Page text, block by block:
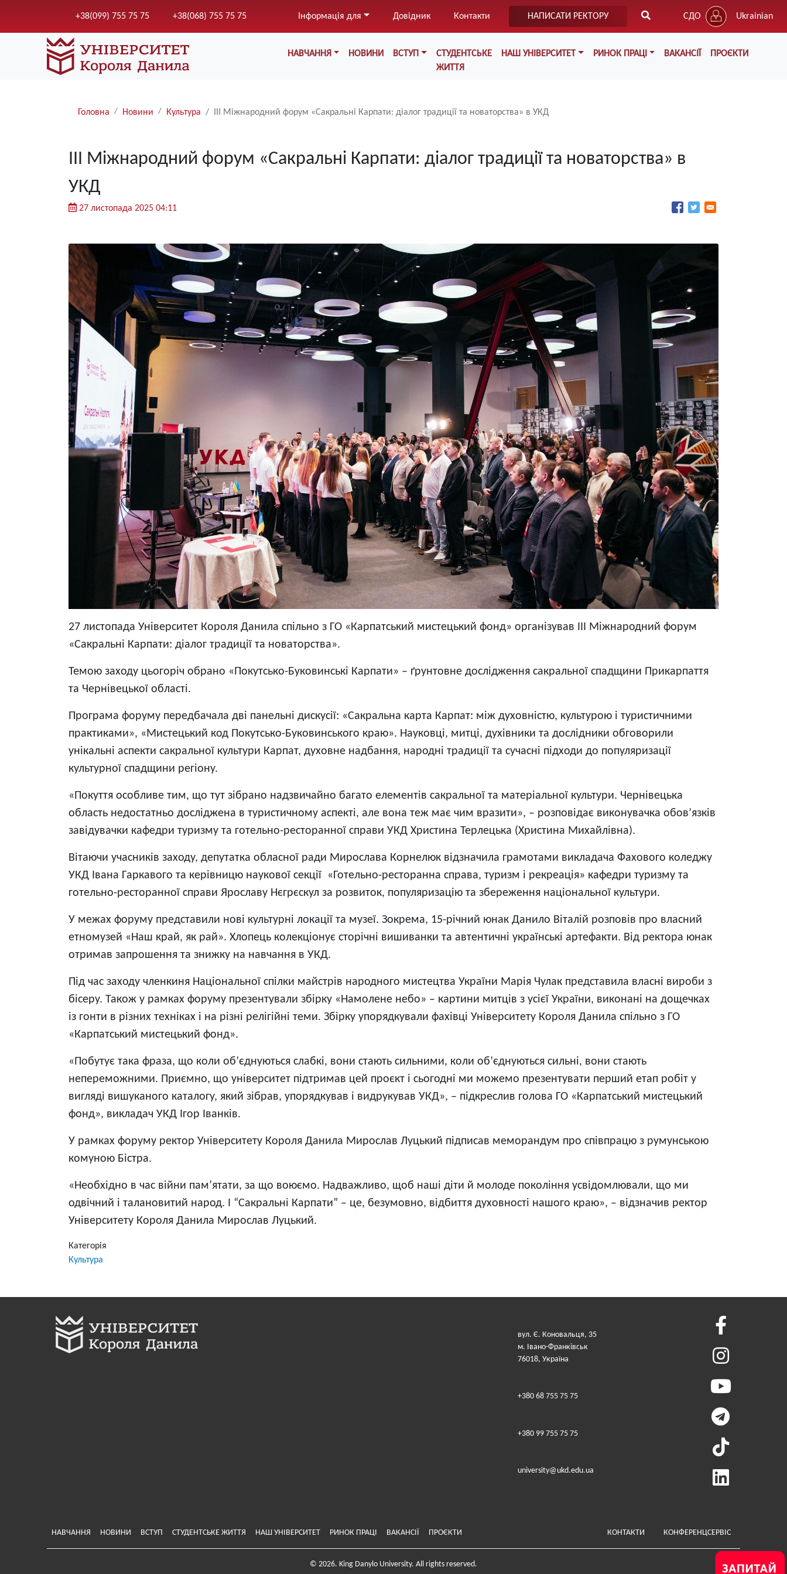
до
основного
вмісту
+38(099) 755 75 75 +38(068) 755 75 75 Інформація для Довідник Контакти НАПИСАТИ РЕКТОРУ СДО Ukrainian
Меню у хедері
НАВЧАННЯ НОВИНИ ВСТУП
СТУДЕНТСЬКЕ
ЖИТТЯ
НАШ УНІВЕРСИТЕТ РИНОК ПРАЦІ ВАКАНСІЇ ПРОЄКТИ
Рядки
Головна Новини Культура ІІІ Міжнародний форум «Сакральні Карпати: діалог традиції та новаторства» в УКД
ІІІ Міжнародний форум «Сакральні Карпати: діалог традиції та новаторства» в
УКД
27 листопада 2025 04:11
27 листопада Університет Короля Данила спільно з ГО «Карпатський мистецький фонд» організував ІІІ Міжнародний форум
«Сакральні Карпати: діалог традиції та новаторства».
Темою заходу цьогоріч обрано «Покутсько-Буковинські Карпати» – ґрунтовне дослідження сакральної спадщини Прикарпаття
та Чернівецької області.
Програма форуму передбачала дві панельні дискусії: «Сакральна карта Карпат: між духовністю, культурою і туристичними
практиками», «Мистецький код Покутсько-Буковинського краю». Науковці, митці, духівники та дослідники обговорили
унікальні аспекти сакральної культури Карпат, духовне надбання, народні традиції та сучасні підходи до популяризації
культурної спадщини регіону.
«Покуття особливе тим, що тут зібрано надзвичайно багато елементів сакральної та матеріальної культури. Чернівецька
область недостатньо досліджена в туристичному аспекті, але вона теж має чим вразити», – розповідає виконувачка обов’язків
завідувачки кафедри туризму та готельно-ресторанної справи УКД Христина Терлецька (Христина Михайлівна).
Вітаючи учасників заходу, депутатка обласної ради Мирослава Корнелюк відзначила грамотами викладача Фахового коледжу
УКД Івана Гаркавого та керівницю наукової секції «Готельно-ресторанна справа, туризм і рекреація» кафедри туризму та
готельно-ресторанної справи Ярославу Нєгрєскул за розвиток, популяризацію та збереження національної культури.
У межах форуму представили нові культурні локації та музеї. Зокрема, 15-річний юнак Данило Віталій розповів про власний
етномузей «Наш край, як рай». Хлопець колекціонує сторічні вишиванки та автентичні українські артефакти. Від ректора юнак
отримав запрошення та знижку на навчання в УКД.
Під час заходу членкиня Національної спілки майстрів народного мистецтва України Марія Чулак представила власні вироби з
бісеру. Також у рамках форуму презентували збірку «Намолене небо» – картини митців з усієї України, виконані на дощечках
із гонти в різних техніках і на різні релігійні теми. Збірку упорядкували фахівці Університету Короля Данила спільно з ГО
«Карпатський мистецький фонд».
«Побутує така фраза, що коли об’єднуються слабкі, вони стають сильними, коли об’єднуються сильні, вони стають
непереможними. Приємно, що університет підтримав цей проєкт і сьогодні ми можемо презентувати перший етап робіт у
вигляді вишуканого каталогу, який зібрав, упорядкував і видрукував УКД», – підкреслив голова ГО «Карпатський мистецький
фонд», викладач УКД Ігор Іванків.
У рамках форуму ректор Університету Короля Данила Мирослав Луцький підписав меморандум про співпрацю з румунською
комуною Бістра.
«Необхідно в час війни памʼятати, за що воюємо. Надважливо, щоб наші діти й молоде покоління усвідомлювали, що ми
одвічний і талановитий народ. І “Сакральні Карпати” – це, безумовно, відбиття духовності нашого краю», – відзначив ректор
Університету Короля Данила Мирослав Луцький.
Категорія
Культура
вул. Є. Коновальця, 35
м. Івано-Франківськ
76018, Україна
+380 68 755 75 75
+380 99 755 75 75
university@ukd.edu.ua
Меню у хедері
НАВЧАННЯ НОВИНИ ВСТУП СТУДЕНТСЬКЕ ЖИТТЯ НАШ УНІВЕРСИТЕТ РИНОК ПРАЦІ ВАКАНСІЇ ПРОЄКТИ Меню у футері
КОНТАКТИ КОНФЕРЕНЦСЕРВІС
© 2026. King Danylo University. All rights reserved.